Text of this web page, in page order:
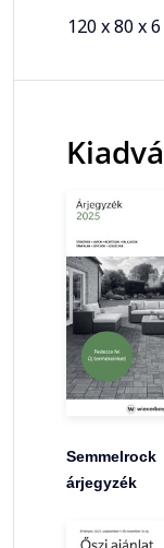
120 x 80 x
Semmelrock
árjegyzék